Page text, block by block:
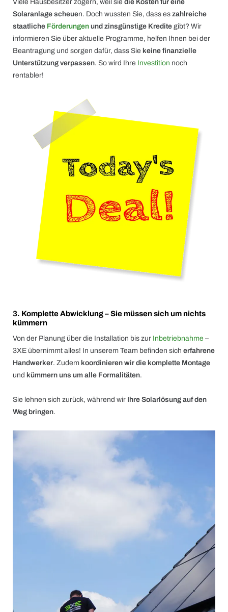
Viele Hausbesitzer zögern, weil sie die Kosten für eine
Solaranlage scheuen. Doch wussten Sie, dass es zahlreiche
staatliche Förderungen und zinsgünstige Kredite gibt? Wir
informieren Sie über aktuelle Programme, helfen Ihnen bei der
Beantragung und sorgen dafür, dass Sie keine finanzielle
Unterstützung verpassen. So wird Ihre Investition noch
rentabler!
3. Komplette Abwicklung – Sie müssen sich um nichts
kümmern
Von der Planung über die Installation bis zur Inbetriebnahme –
3XE übernimmt alles! In unserem Team befinden sich erfahrene
Handwerker. Zudem koordinieren wir die komplette Montage
und kümmern uns um alle Formalitäten.
Sie lehnen sich zurück, während wir Ihre Solarlösung auf den
Weg bringen.